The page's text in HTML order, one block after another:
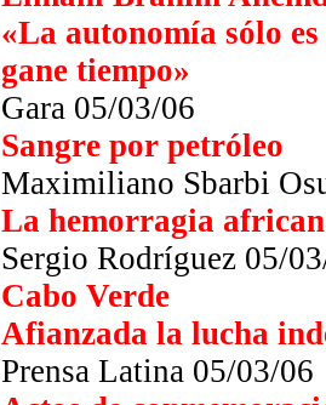
«La autonomía sólo
gane tiempo»
Gara 05/03/06
Sangre por petróleo
Maximiliano Sbarbi
La hemorragia
Sergio Rodríguez 05/
Cabo Verde
Afianzada la lucha
Prensa Latina 05/03/06